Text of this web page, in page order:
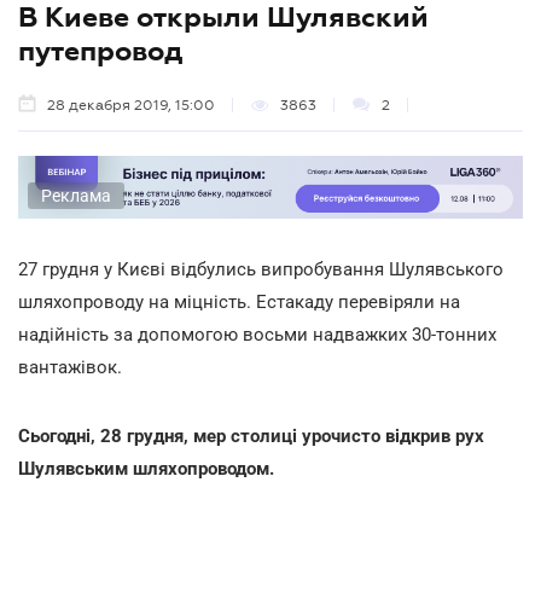
В Киеве открыли Шулявский
путепровод
28 декабря 2019, 15:00 3863 2
Реклама
27 грудня у Києві відбулись випробування Шулявського
шляхопроводу на міцність. Естакаду перевіряли на
надійність за допомогою восьми надважких 30-тонних
вантажівок.
Сьогодні, 28 грудня, мер столиці урочисто відкрив рух
Шулявським шляхопроводом.